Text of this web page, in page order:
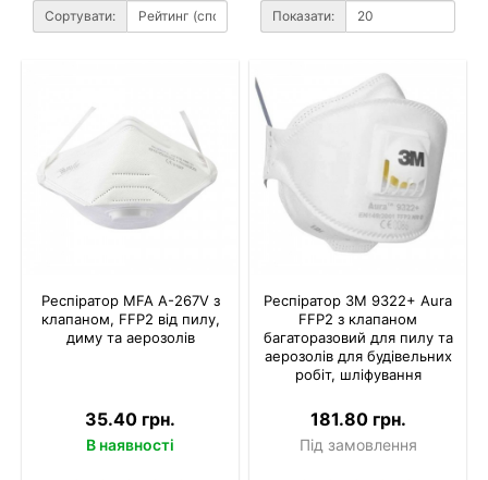
Сортувати: Показати:
Респіратор MFA A-267V з
клапаном, FFP2 від пилу,
диму та аерозолів
35.40 грн.
В наявності
Респіратор 3M 9322+ Aura
FFP2 з клапаном
багаторазовий для пилу та
аерозолів для будівельних
робіт, шліфування
181.80 грн.
Під замовлення